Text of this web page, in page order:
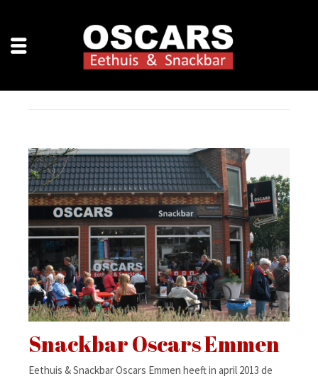
Snackbar Oscars Emmen
Eethuis & Snackbar Oscars Emmen heeft in april 2013 de